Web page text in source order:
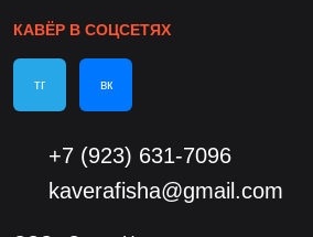
КАВЁР В СОЦСЕТЯХ
тг вк
+7 (923) 631-7096
kaverafisha@gmail.com